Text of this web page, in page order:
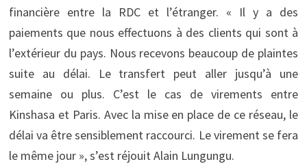
financière entre la RDC et l’étranger. « Il y a des
paiements que nous effectuons à des clients qui sont à
l’extérieur du pays. Nous recevons beaucoup de plaintes
suite au délai. Le transfert peut aller jusqu’à une
semaine ou plus. C’est le cas de virements entre
Kinshasa et Paris. Avec la mise en place de ce réseau, le
délai va être sensiblement raccourci. Le virement se fera
le même jour », s’est réjouit Alain Lungungu.